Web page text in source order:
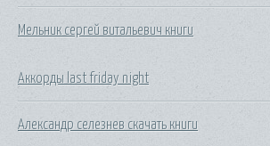
Мельник сергей витальевич книги
Аккорды last friday night
Александр селезнев скачать книги